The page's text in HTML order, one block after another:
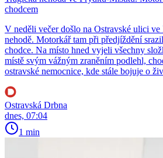
chodcem
V neděli večer došlo na Ostravské ulici
nehodě. Motorkář tam při předjíždění
chodce. Na místo hned vyjeli všechny
místě svým vážným zraněním podlehl,
ostravské nemocnice, kde stále bojuje o
Ostravská Drbna
dnes, 07:04
1 min